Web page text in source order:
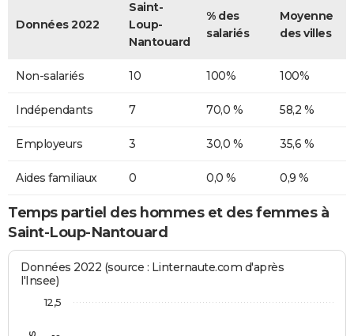
Données 2022
Saint-
Loup-
Nantouard
% des
salariés
Moyenne
des villes
Non-salariés 10 100% 100%
Indépendants 7 70,0 % 58,2 %
Employeurs 3 30,0 % 35,6 %
Aides familiaux 0 0,0 % 0,9 %
Temps partiel des hommes et des femmes à
Saint-Loup-Nantouard
Données 2022 (source : Linternaute.com d'après
l'Insee)
12,5